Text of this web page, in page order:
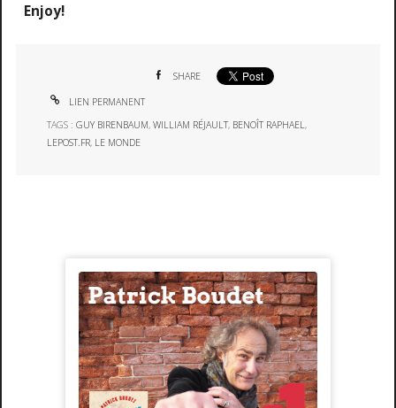
Enjoy!
SHARE
LIEN PERMANENT
TAGS :GUY BIRENBAUM,WILLIAM RÉJAULT, BENOÎT RAPHAEL,
LEPOST.FR, LE MONDE